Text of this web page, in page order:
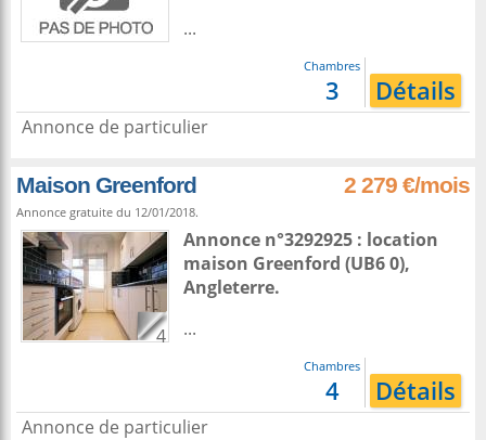
...
Chambres
3 Détails
Annonce de particulier
Maison Greenford 2 279 €/mois
Annonce gratuite du 12/01/2018.
4
Annonce n°3292925 : location
maison Greenford (UB6 0),
Angleterre.
...
Chambres
4 Détails
Annonce de particulier